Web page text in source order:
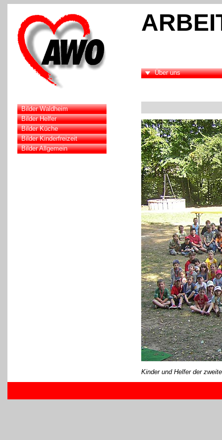
Über uns
Bilder Waldheim
Bilder Helfer
Bilder Küche
Bilder Kinderfreizeit
Bilder Allgemein
Kinder und Helfer der